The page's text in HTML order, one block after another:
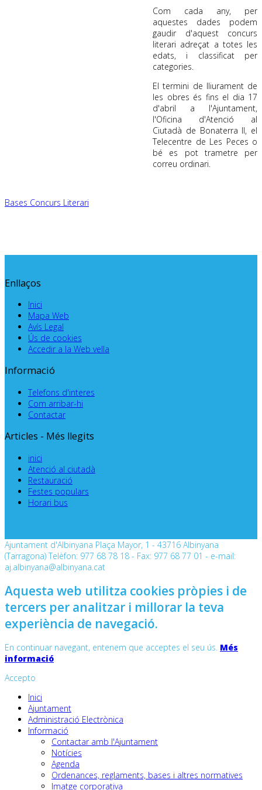
Com cada any, per
aquestes dades podem
gaudir d'aquest concurs
literari adreçat a totes les
edats, i classificat per
categories.
El termini de lliurament de
les obres és fins el dia 17
d'abril a l'Ajuntament,
l'Oficina d'Atenció al
Ciutadà de Bonaterra II, el
Telecentre de Les Peces o
bé es pot trametre per
correu ordinari.
Bases Concurs Literari
Enllaços
Inici
Mapa Web
Avís Legal
Ús de cookies
Accedir a la Web vella
Informació
Telefons d'interes
Com arribar-hi
Contactar
Articles - Més llegits
inici
Atenció al ciutadà
Restauració
Festes populars
Horari bus
Ajuntament d'Albinyana Plaça Mayor, 1 - 43716 Albinyana
(Tarragona) Telèfon: 977 68 78 18 - Fax: 977 68 77 01 - e-mail:
aj.albinyana@albinyana.cat
Aquesta web utilitza cookies pròpies i de
tercers per analitzar i millorar la teva
experiència de navegació.
En continuar navegant, entenem que acceptes el seu ús. Més
informació
Accepto
Inici
Ajuntament
Administració Electrònica
Informació
Contactar amb l'Ajuntament
Notícies
Agenda
Ordenances, reglaments, bases i altres normatives
Imatge corporativa